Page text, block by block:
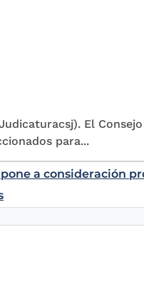
El
para...
a consideración